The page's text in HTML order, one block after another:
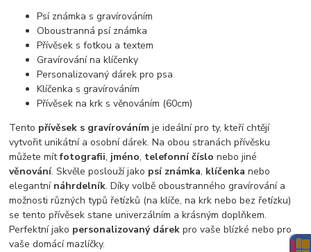
Psí známka s gravírováním
Oboustranná psí známka
Přívěsek s fotkou a textem
Gravírování na klíčenky
Personalizovaný dárek pro psa
Klíčenka s gravírováním
Přívěsek na krk s věnováním (60cm)
Tento přívěsek s gravírováním je ideální pro ty, kteří chtějí
vytvořit unikátní a osobní dárek. Na obou stranách přívěsku
můžete mítfotografii, jméno, telefonní číslo nebo jiné
věnování. Skvěle poslouží jako psí známka, klíčenka nebo
elegantní náhrdelník. Díky volbě oboustranného gravírování a
možnosti různých typů řetízků (na klíče, na krk nebo bez řetízku)
se tento přívěsek stane univerzálním a krásným doplňkem.
Perfektní jako personalizovaný dárek pro vaše blízké nebo pro
vaše domácí mazlíčky.